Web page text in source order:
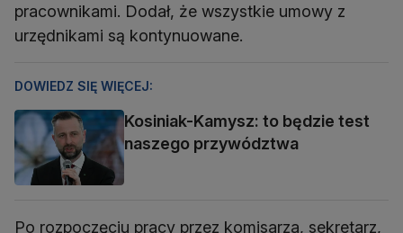
pracownikami. Dodał, że wszystkie umowy z
urzędnikami są kontynuowane.
DOWIEDZ SIĘ WIĘCEJ:
Kosiniak-Kamysz: to będzie test
naszego przywództwa
Po rozpoczęciu pracy przez komisarza, sekretarz,